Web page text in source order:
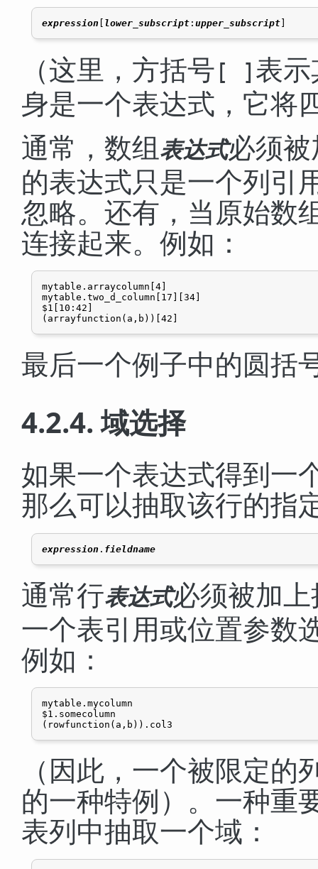
expression lower_subscript : upper_subscript
（这里，方括号 [ ] 表
身是一个表达式，它将
通常，数组表达式必须
的表达式只是一个列引
忽略。还有，当原始数
连接起来。例如：
mytable.arraycolumn[4]
mytable.two_d_column[17][34]
$1[10:42]
最后一个例子中的圆括
4.2.4. 域选择
如果一个表达式得到一
那么可以抽取该行的指
expression . fieldname
通常行表达式必须被加
一个表引用或位置参数
例如：
mytable.mycolumn
$1.somecolumn
（因此，一个被限定
的一种特例）。一种重
表列中抽取一个域：